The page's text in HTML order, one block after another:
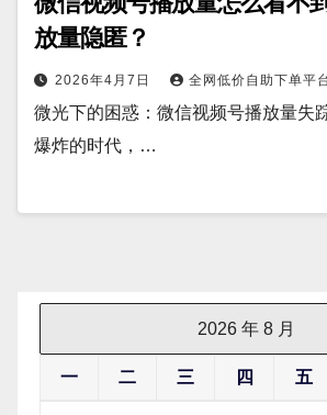
放量隐匿？
2026年4月7日 全网低价自助下单平
微光下的困惑：微信视频号播放量失
爆炸的时代，…
2026 年 8 月
一 二 三 四 五